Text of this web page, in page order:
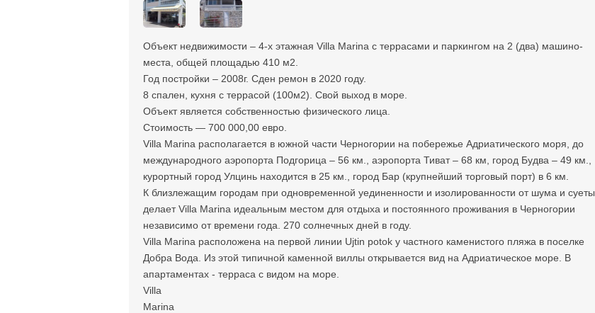
Объект недвижимости – 4-х этажная Villa Marina с террасами и паркингом на 2 (два) машино-
места, общей площадью 410 м2.
Год постройки – 2008г. Сден ремон в 2020 году.
8 спален, кухня с террасой (100м2). Свой выход в море.
Объект является собственностью физического лица.
Стоимость — 700 000,00 евро.
Villa Marina располагается в южной части Черногории на побережье Адриатического моря, до
международного аэропорта Подгорица – 56 км., аэропорта Тиват – 68 км, город Будва – 49 км.,
курортный город Улцинь находится в 25 км., город Бар (крупнейший торговый порт) в 6 км.
К близлежащим городам при одновременной уединенности и изолированности от шума и суеты
делает Villa Marina идеальным местом для отдыха и постоянного проживания в Черногории
независимо от времени года. 270 солнечных дней в году.
Villa Marina расположена на первой линии Ujtin potok у частного каменистого пляжа в поселке
Добра Вода. Из этой типичной каменной виллы открывается вид на Адриатическое море. В
апартаментах - терраса с видом на море.
Villa
Marina